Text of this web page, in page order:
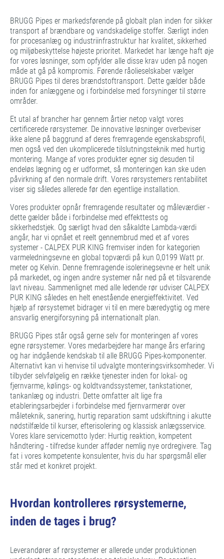
BRUGG Pipes er markedsførende på globalt plan inden for sikker
transport af brændbare og vandskadelige stoffer. Særligt inden
for procesanlæg og industriinfrastruktur har kvalitet, sikkerhed
og miljøbeskyttelse højeste prioritet. Markedet har længe haft øje
for vores løsninger, som opfylder alle disse krav uden på nogen
måde at gå på kompromis. Førende råolieselskaber vælger
BRUGG Pipes til deres brændstoftransport. Dette gælder både
inden for anlæggene og i forbindelse med forsyninger til større
områder.
Et utal af brancher har gennem årtier netop valgt vores
certificerede rørsystemer. De innovative løsninger overbeviser
ikke alene på baggrund af deres fremragende egenskabsprofil,
men også ved den ukomplicerede tilslutningsteknik med hurtig
montering. Mange af vores produkter egner sig desuden til
endeløs lægning og er udformet, så monteringen kan ske uden
påvirkning af den normale drift. Vores rørsystemers rentabilitet
viser sig således allerede før den egentlige installation.
Vores produkter opnår fremragende resultater og måleværdier -
dette gælder både i forbindelse med effekttests og
sikkerhedstjek. Og særligt hvad den såkaldte Lambda-værdi
angår, har vi opnået et reelt gennembrud med et af vores
systemer - CALPEX PUR KING fremviser inden for kategorien
varmeledningsevne en global topværdi på kun 0,0199 Watt pr.
meter og Kelvin. Denne fremragende isolerinegsevne er helt unik
på markedet, og ingen andre systemer når ned på et tilsvarende
lavt niveau. Sammenlignet med alle ledende rør udviser CALPEX
PUR KING således en helt enestående energieffektivitet. Ved
hjælp af rørsystemet bidrager vi til en mere bæredygtig og mere
ansvarlig energiforsyning på internationalt plan.
BRUGG Pipes står også gerne selv for monteringen af vores
egne rørsystemer. Vores medarbejdere har mange års erfaring
og har indgående kendskab til alle BRUGG Pipes-komponenter.
Alternativt kan vi henvise til udvalgte monteringsvirksomheder. Vi
tilbyder selvfølgelig en række tjenester inden for lokal- og
fjernvarme, kølings- og koldtvandssystemer, tankstationer,
tankanlæg og industri. Dette omfatter alt lige fra
etableringsarbejder i forbindelse med fjernvarmerør over
måleteknik, sanering, hurtig reparation samt udskiftning i akutte
nødstilfælde til kurser, efterisolering og klassisk anlægsservice.
Vores klare servicemotto lyder: Hurtig reaktion, kompetent
håndtering - tilfredse kunder afføder nemlig nye ordregivere. Tag
fat i vores kompetente konsulenter, hvis du har spørgsmål eller
står med et konkret projekt.
Hvordan kontrolleres rørsystemerne,
inden de tages i brug?
Leverandører af rørsystemer er allerede under produktionen